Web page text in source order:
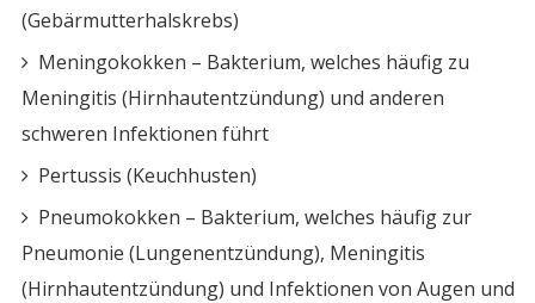
(Gebärmutterhalskrebs)
Meningokokken – Bakterium, welches häufig zu
Meningitis (Hirnhautentzündung) und anderen
schweren Infektionen führt
Pertussis (Keuchhusten)
Pneumokokken – Bakterium, welches häufig zur
Pneumonie (Lungenentzündung), Meningitis
(Hirnhautentzündung) und Infektionen von Augen und